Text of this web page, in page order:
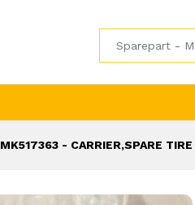
MK517363 - CARRIER,SPARE